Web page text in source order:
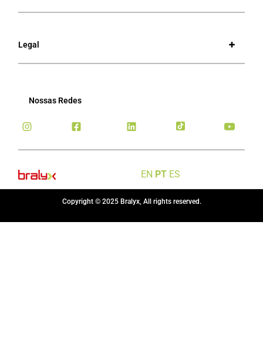
Legal
Nossas Redes
EN PT ES
Copyright © 2025 Bralyx, All rights reserved.